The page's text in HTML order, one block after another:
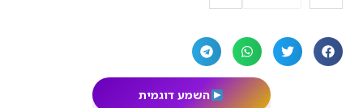
השמע דוגמית